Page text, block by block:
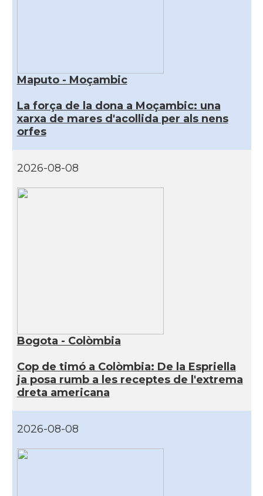
Maputo - Moçambic
La força de la dona a Moçambic: una
xarxa de mares d'acollida per als nens
orfes
2026-08-08
Bogota - Colòmbia
Cop de timó a Colòmbia: De la Espriella
ja posa rumb a les receptes de l'extrema
dreta americana
2026-08-08